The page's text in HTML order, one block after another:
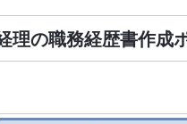
理の職務経歴書作成